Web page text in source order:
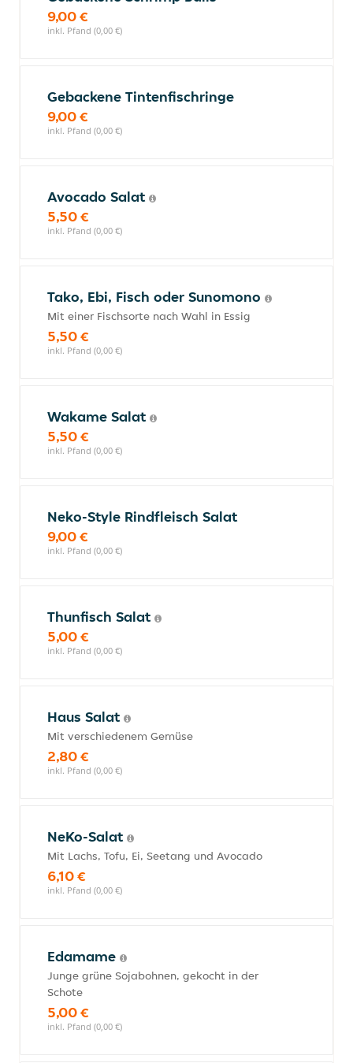
9,00 €
inkl. Pfand (0,00 €)
Gebackene Tintenfischringe
9,00 €
inkl. Pfand (0,00 €)
Avocado Salat
5,50 €
inkl. Pfand (0,00 €)
Tako, Ebi, Fisch oder Sunomono
Mit einer Fischsorte nach Wahl in Essig
5,50 €
inkl. Pfand (0,00 €)
Wakame Salat
5,50 €
inkl. Pfand (0,00 €)
Neko-Style Rindfleisch Salat
9,00 €
inkl. Pfand (0,00 €)
Thunfisch Salat
5,00 €
inkl. Pfand (0,00 €)
Haus Salat
Mit verschiedenem Gemüse
2,80 €
inkl. Pfand (0,00 €)
NeKo-Salat
Mit Lachs, Tofu, Ei, Seetang und Avocado
6,10 €
inkl. Pfand (0,00 €)
Edamame
Junge grüne Sojabohnen, gekocht in der
Schote
5,00 €
inkl. Pfand (0,00 €)